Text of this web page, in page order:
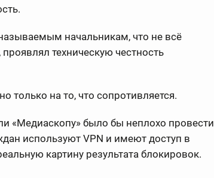
начальникам, что не всё
техническую честность
только на то, что сопротивляется.
«Медиаскопу» было бы неплохо провести
используют VPN и имеют доступ в
картину результата блокировок.